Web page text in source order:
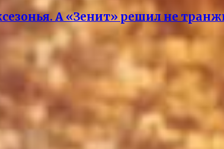
А «Зенит» решил не